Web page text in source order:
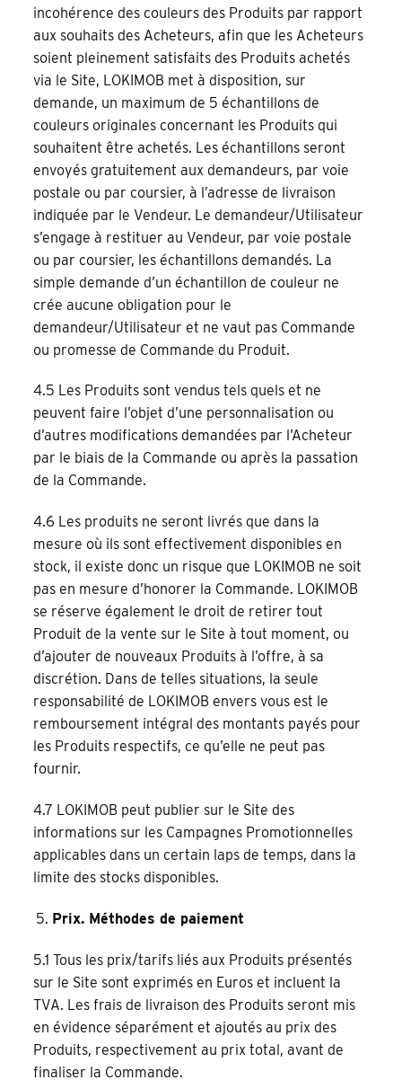
incohérence des couleurs des Produits par rapport
aux souhaits des Acheteurs, afin que les Acheteurs
soient pleinement satisfaits des Produits achetés
via le Site, LOKIMOB met à disposition, sur
demande, un maximum de 5 échantillons de
couleurs originales concernant les Produits qui
souhaitent être achetés. Les échantillons seront
envoyés gratuitement aux demandeurs, par voie
postale ou par coursier, à l’adresse de livraison
indiquée par le Vendeur. Le demandeur/Utilisateur
s’engage à restituer au Vendeur, par voie postale
ou par coursier, les échantillons demandés. La
simple demande d’un échantillon de couleur ne
crée aucune obligation pour le
demandeur/Utilisateur et ne vaut pas Commande
ou promesse de Commande du Produit.
4.5 Les Produits sont vendus tels quels et ne
peuvent faire l’objet d’une personnalisation ou
d’autres modifications demandées par l’Acheteur
par le biais de la Commande ou après la passation
de la Commande.
4.6 Les produits ne seront livrés que dans la
mesure où ils sont effectivement disponibles en
stock, il existe donc un risque que LOKIMOB ne soit
pas en mesure d’honorer la Commande. LOKIMOB
se réserve également le droit de retirer tout
Produit de la vente sur le Site à tout moment, ou
d’ajouter de nouveaux Produits à l’offre, à sa
discrétion. Dans de telles situations, la seule
responsabilité de LOKIMOB envers vous est le
remboursement intégral des montants payés pour
les Produits respectifs, ce qu’elle ne peut pas
fournir.
4.7 LOKIMOB peut publier sur le Site des
informations sur les Campagnes Promotionnelles
applicables dans un certain laps de temps, dans la
limite des stocks disponibles.
Prix. Méthodes de paiement
5.1 Tous les prix/tarifs liés aux Produits présentés
sur le Site sont exprimés en Euros et incluent la
TVA. Les frais de livraison des Produits seront mis
en évidence séparément et ajoutés au prix des
Produits, respectivement au prix total, avant de
finaliser la Commande.